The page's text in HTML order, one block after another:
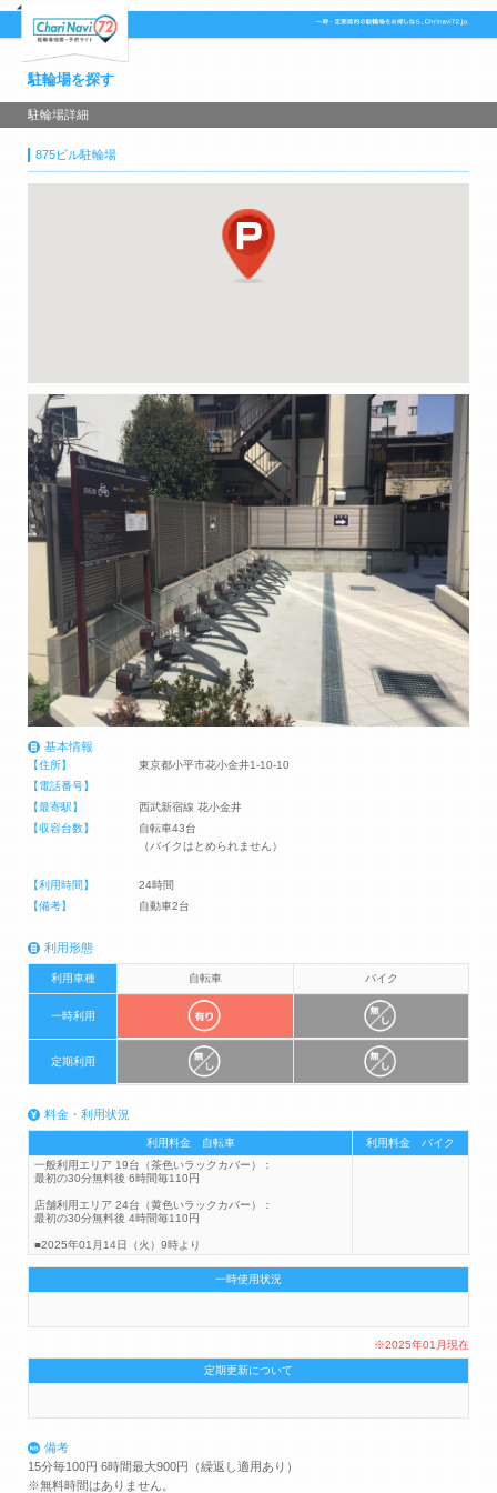
駐輪場を探す
駐輪場詳細
875ビル駐輪場
基本情報
【住所】
東京都小平市花小金井1-10-10
【電話番号】
【最寄駅】
西武新宿線 花小金井
【収容台数】
自転車43台
（バイクはとめられません）
【利用時間】
24時間
【備考】
自動車2台
利用形態
利用車種 自転車 バイク
一時利用
定期利用
料金・利用状況
利用料金 自転車
利用料金 バイク
一般利用エリア 19台（茶色いラックカバー）：
最初の30分無料後 6時間毎110円
店舗利用エリア 24台（黄色いラックカバー）：
最初の30分無料後 4時間毎110円
■2025年01月14日（火）9時より
一時使用状況
※2025年01月現在
定期更新について
備考
15分毎100円 6時間最大900円（繰返し適用あり）
※無料時間はありません。